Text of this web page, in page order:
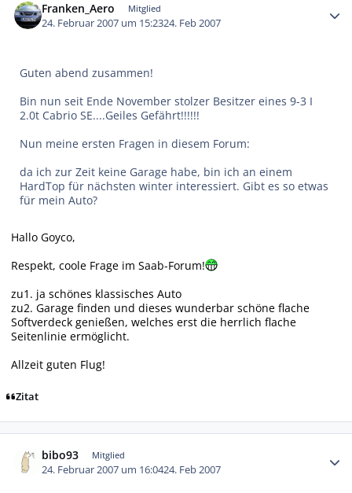
Franken_Aero Mitglied
24. Februar 2007 um 15:2324. Feb 2007
Guten abend zusammen!
Bin nun seit Ende November stolzer Besitzer eines 9-3 I
2.0t Cabrio SE....Geiles Gefährt!!!!!!
Nun meine ersten Fragen in diesem Forum:
da ich zur Zeit keine Garage habe, bin ich an einem
HardTop für nächsten winter interessiert. Gibt es so etwas
für mein Auto?
Hallo Goyco,
Respekt, coole Frage im Saab-Forum!
zu1. ja schönes klassisches Auto
zu2. Garage finden und dieses wunderbar schöne flache
Softverdeck genießen, welches erst die herrlich flache
Seitenlinie ermöglicht.
Allzeit guten Flug!
Zitat
bibo93 Mitglied
24. Februar 2007 um 16:0424. Feb 2007